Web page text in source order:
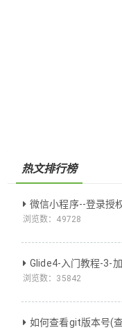
热文排行榜
微信小程序--登录授
浏览数： 49728
Glide4-入门教程-3-
浏览数： 35842
如何查看git版本号(